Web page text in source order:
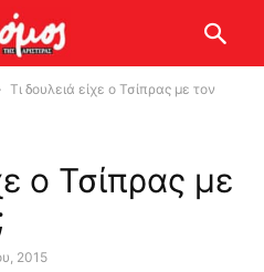
Τι δουλειά είχε ο Τσίπρας με τον
ο Τσίπρας με
2015